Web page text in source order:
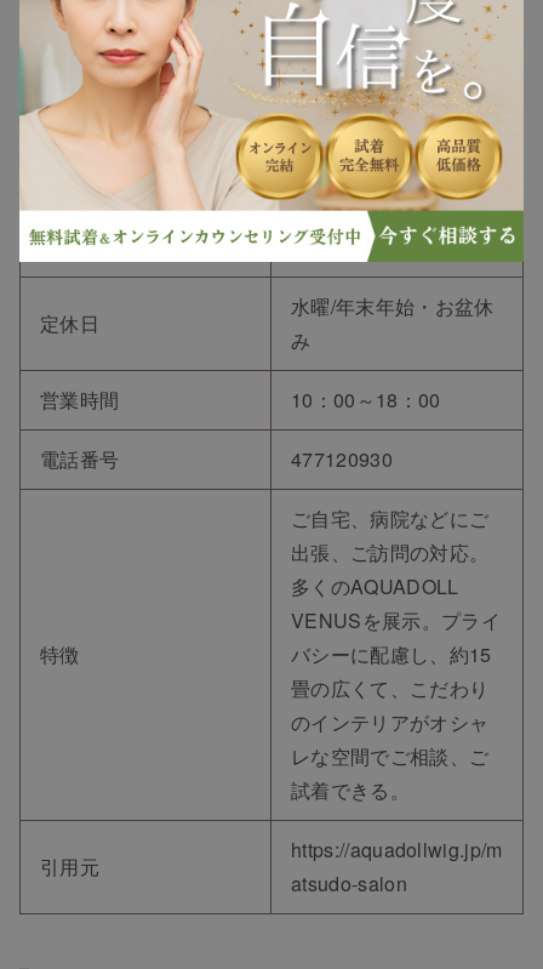
住所
〒270-2252 千葉県松戸
市千駄堀1590−4
アクセス
常盤線「北松戸駅」か
ら車で約8分、松戸新京
成バス『千駄堀口』よ
り徒歩約3分
定休日
水曜/年末年始・お盆休
み
営業時間 10：00～18：00
電話番号 477120930
特徴
ご自宅、病院などにご
出張、ご訪問の対応。
多くのAQUADOLL
VENUSを展示。プライ
バシーに配慮し、約15
畳の広くて、こだわり
のインテリアがオシャ
レな空間でご相談、ご
試着できる。
引用元
https://aquadollwig.jp/m
atsudo-salon